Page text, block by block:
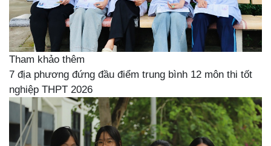
Tham khảo thêm
7 địa phương đứng đầu điểm trung bình 12 môn thi tốt
nghiệp THPT 2026